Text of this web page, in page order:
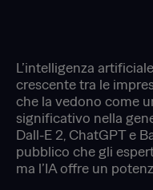
L’intelligenza
crescente tra le
che la vedono come
significativo nella
Dall-E 2, ChatGPT e
pubblico che gli
ma l’IA offre un